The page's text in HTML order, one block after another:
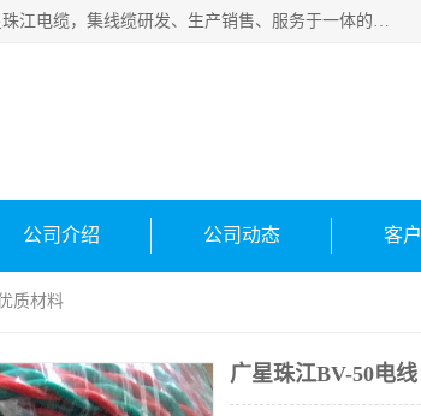
广东广星珠江电缆实业有限公司是一家广东广星珠江电缆厂家主营：广东广星珠江电缆，集线缆研发、生产销售、服务于一体的生产企业。公司自创立以来，确立了“广星珠江电缆，您的一站式采购”的战略发展口号，明确了将广星珠江打造成“线缆产品种类覆盖较广较全、质量较优、服务较好的大型综合性*化生产企业”的发展目标。
公司介绍 公司动态 客
质材料
广星珠江BV-50电